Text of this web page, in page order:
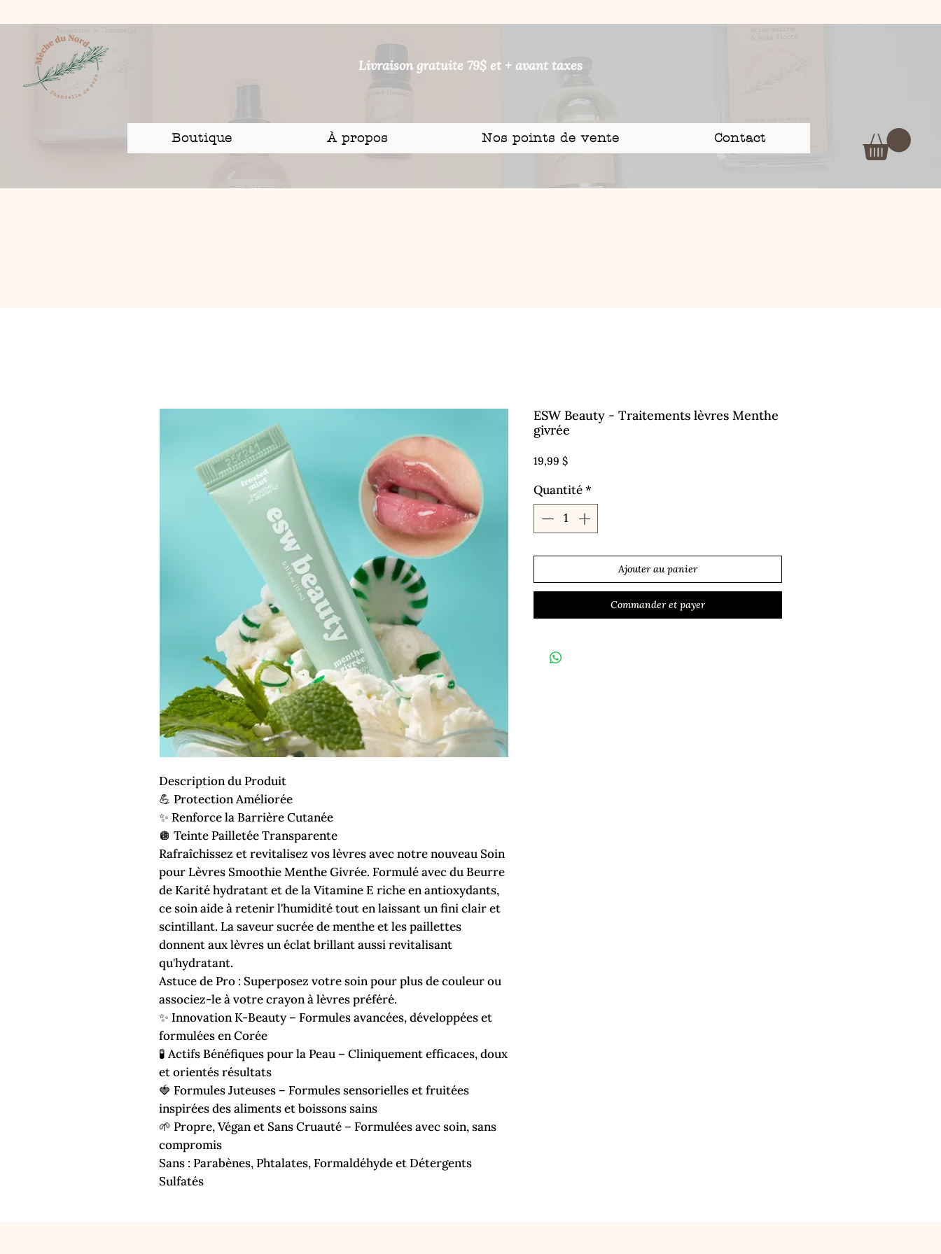
Livraison gratuite 79$ et + avant taxes
Boutique À propos Nos points de vente Contact
Description du Produit
💪 Protection Améliorée
✨ Renforce la Barrière Cutanée
🪩 Teinte Pailletée Transparente
Rafraîchissez et revitalisez vos lèvres avec notre nouveau Soin
pour Lèvres Smoothie Menthe Givrée. Formulé avec du Beurre
de Karité hydratant et de la Vitamine E riche en antioxydants,
ce soin aide à retenir l'humidité tout en laissant un fini clair et
scintillant. La saveur sucrée de menthe et les paillettes
donnent aux lèvres un éclat brillant aussi revitalisant
qu'hydratant.
Astuce de Pro : Superposez votre soin pour plus de couleur ou
associez-le à votre crayon à lèvres préféré.
✨ Innovation K-Beauty – Formules avancées, développées et
formulées en Corée
🧪 Actifs Bénéfiques pour la Peau – Cliniquement efficaces, doux
et orientés résultats
🍓 Formules Juteuses – Formules sensorielles et fruitées
inspirées des aliments et boissons sains
🌱 Propre, Végan et Sans Cruauté – Formulées avec soin, sans
compromis
Sans : Parabènes, Phtalates, Formaldéhyde et Détergents
Sulfatés
ESW Beauty - Traitements lèvres Menthe
givrée
19,99 $Prix
Quantité*
Ajouter au panier
Commander et payer